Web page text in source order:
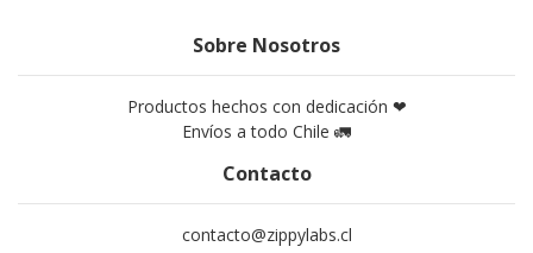
Sobre Nosotros
Productos hechos con dedicación ❤
Envíos a todo Chile 🚛
Contacto
contacto@zippylabs.cl